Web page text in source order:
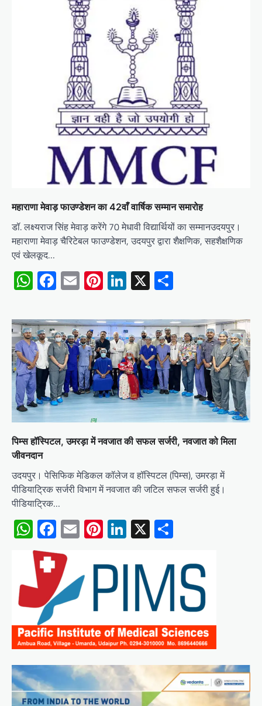
महाराणा मेवाड़ फाउण्डेशन का 42वाँ वार्षिक सम्मान समारोह
डॉ. लक्ष्यराज सिंह मेवाड़ करेंगे 70 मेधावी विद्यार्थियों का सम्मानउदयपुर।
महाराणा मेवाड़ चैरिटेबल फाउण्डेशन, उदयपुर द्वारा शैक्षणिक, सहशैक्षणिक
एवं खेलकूद…
WhatsApp
Facebook
EmailPinterest
LinkedIn
X
पिम्स हॉस्पिटल, उमरड़ा में नवजात की सफल सर्जरी, नवजात को मिला
जीवनदान
उदयपुर। पेसिफिक मेडिकल कॉलेज व हॉस्पिटल (पिम्स), उमरड़ा में
पीडियाट्रिक सर्जरी विभाग में नवजात की जटिल सफल सर्जरी हुई।
पीडियाट्रिक…
WhatsApp
Facebook
EmailPinterest
LinkedIn
X